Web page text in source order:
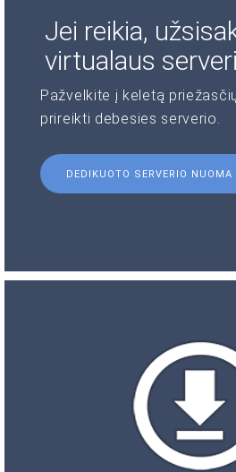
Jei reikia,
virtualaus
Pažvelkite į keletą
prireikti debesies serverio.
DEDIKUOTO SERVERIO NUOMA